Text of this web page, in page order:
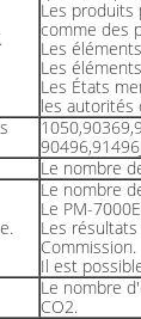
Les produits
comme des
Les
Les
Les États
les autorités
Le nombre
Le nombre
Le PM-
Les
Commission.
Il est
Le nombre
CO2.